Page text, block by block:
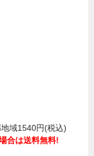
域1540円(税込)
合は送料無料!